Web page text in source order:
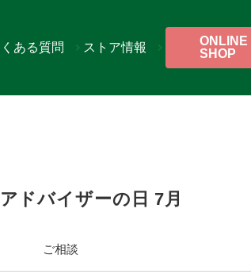
ある質問 ストア情報
ONLINE
SHOP
ドバイザーの日 7月
ご相談